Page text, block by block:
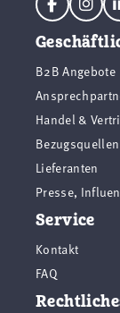
B2B Angebote
Handel &
Bezugsquellen
Lieferanten
Presse,
Service
Kontakt
FAQ